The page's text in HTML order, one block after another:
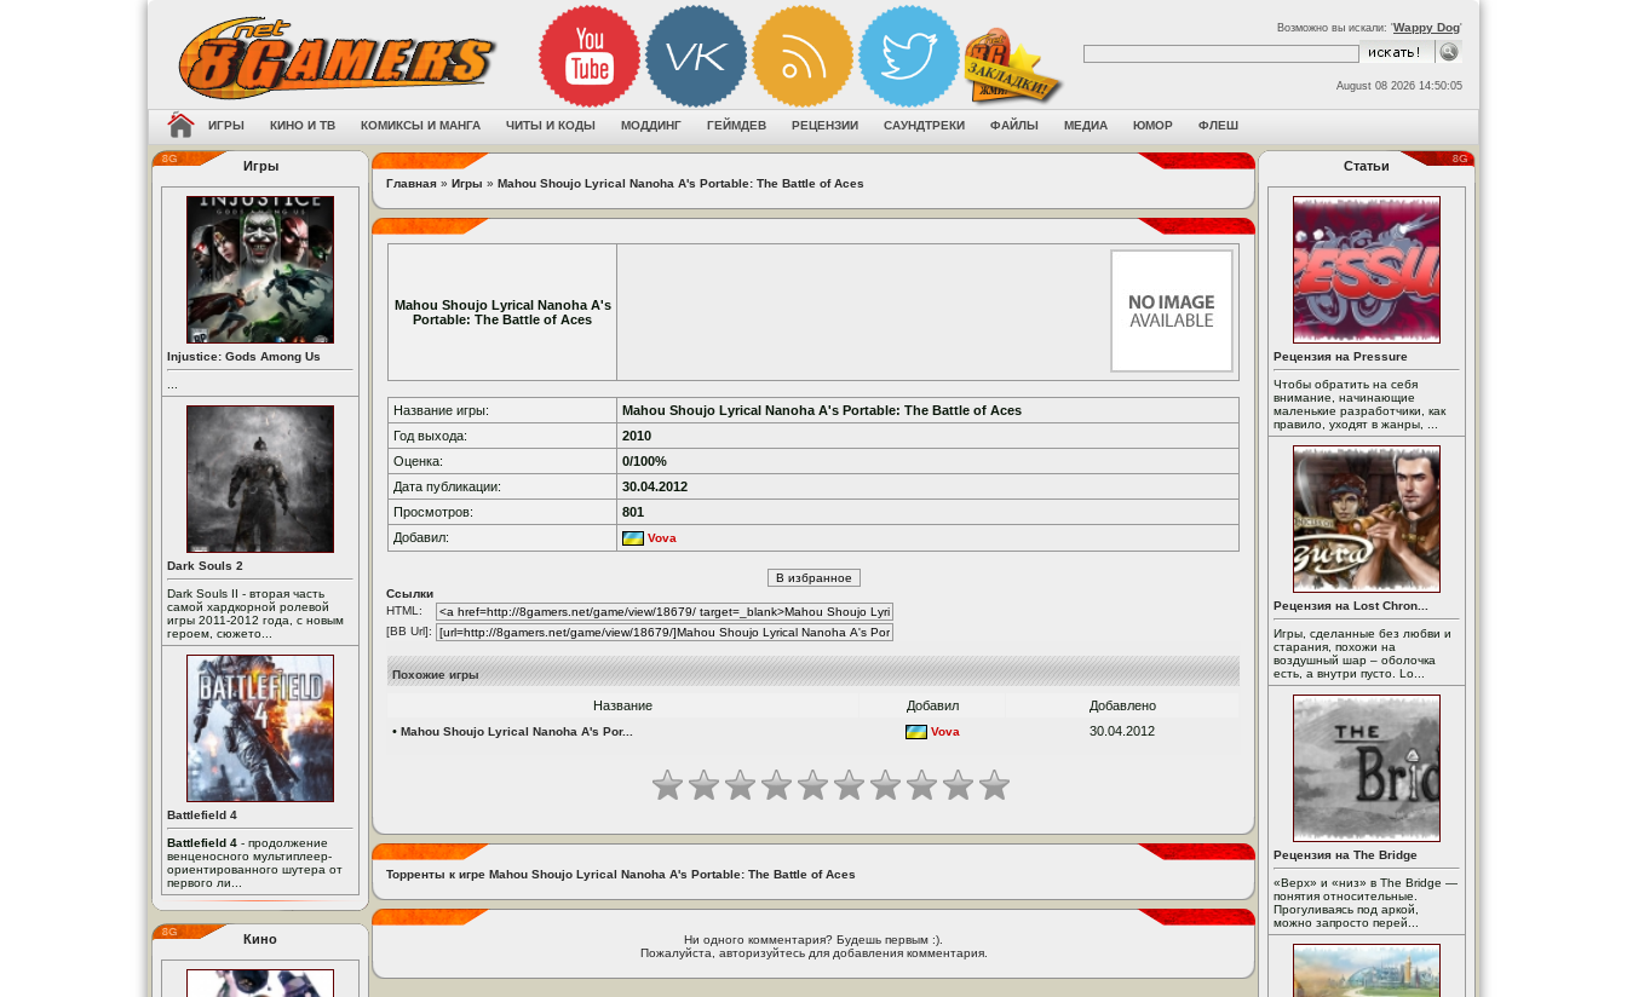
Возможно вы искали: 'Wappy Dog'
August 08 2026 14:50:05
ИГРЫ КИНО И ТВ КОМИКСЫ И МАНГА ЧИТЫ И КОДЫ МОДДИНГ ГЕЙМДЕВ РЕЦЕНЗИИ САУНДТРЕКИ ФАЙЛЫ МЕДИА ЮМОР ФЛЕШ
Игры
Injustice: Gods Among Us
Dark Souls 2
Dark Souls II - вторая часть
самой хардкорной ролевой
игры 2011-2012 года, с новым
героем, сюжето...
Battlefield 4
Battlefield 4 - продолжение
венценосного мультиплеер-
ориентированного шутера от
первого ли...
Кино
Главная » Игры » Mahou Shoujo Lyrical Nanoha A's Portable: The Battle of Aces
Mahou Shoujo Lyrical Nanoha A's
Portable: The Battle of Aces
Название игры:
Mahou Shoujo Lyrical Nanoha A's Portable: The Battle of Aces
Год выхода:
2010
Оценка:
0/100%
Дата публикации:
30.04.2012
Просмотров:
801
Добавил:
Vova
Ссылки
HTML:
[BB Url]:
Похожие игры
Название Добавил
Добавлено
• Mahou Shoujo Lyrical Nanoha A's Por... Vova 30.04.2012
Торренты к игре Mahou Shoujo Lyrical Nanoha A's Portable: The Battle of Aces
Ни одного комментария? Будешь первым :).
Пожалуйста, авторизуйтесь для добавления комментария.
Статьи
Рецензия на Pressure
Чтобы обратить на себя
внимание, начинающие
маленькие разработчики, как
правило, уходят в жанры, ...
Рецензия на Lost Chron...
Игры, сделанные без любви и
старания, похожи на
воздушный шар – оболочка
есть, а внутри пусто. Lo...
Рецензия на The Bridge
«Верх» и «низ» в The Bridge —
понятия относительные.
Прогуливаясь под аркой,
можно запросто перей...